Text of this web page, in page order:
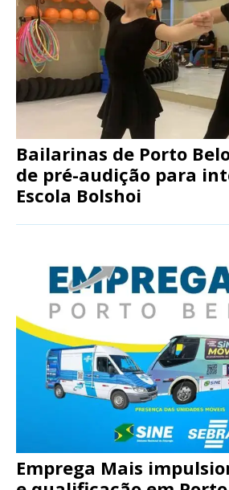
Bailarinas de Porto
de pré-audição para
Escola Bolshoi
Emprega Mais